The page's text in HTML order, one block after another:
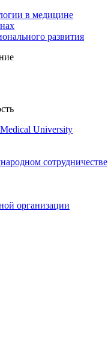
в медицине
развития
University
сотрудничестве
организации